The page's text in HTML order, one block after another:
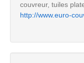
couvreur, tuiles
http://www.euro-